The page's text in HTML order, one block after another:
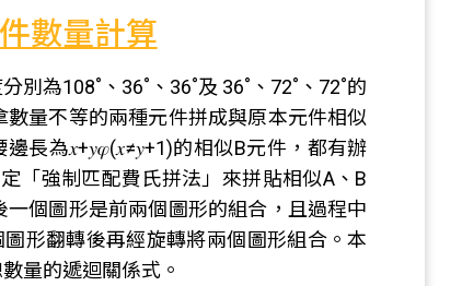
數量計算
為108˚、36˚、36˚及 36˚、72˚、72˚的
量不等的兩種元件拼成與原本元件相似
長為𝑥+𝑦𝜑(𝑥≠𝑦+1)的相似B元件，都有辦
「強制匹配費氏拼法」來拼貼相似A、B
個圖形是前兩個圖形的組合，且過程中
形翻轉後再經旋轉將兩個圖形組合。本
量的遞迴關係式。